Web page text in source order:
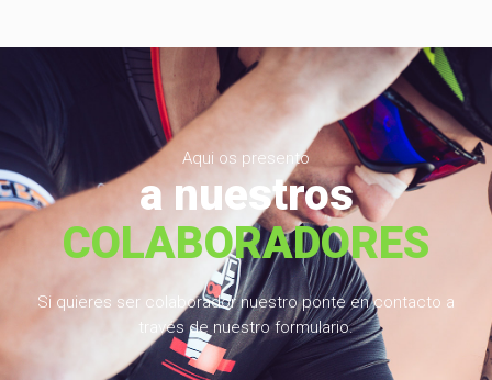
Aqui os presento
a nuestros
COLABORADORES
Si quieres ser colaborador nuestro ponte en contacto a
través de nuestro formulario.